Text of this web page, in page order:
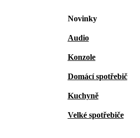
Novinky
Audio
Konzole
Domácí spotřebič
Kuchyně
Velké spotřebiče